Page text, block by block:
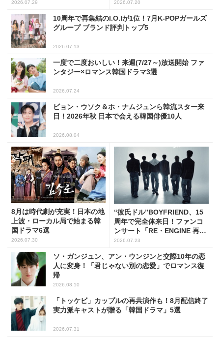
2026.07.29
ンキング
2026.07.20
10周年で再集結のI.O.Iが1位！7月K-POPガールズ
グループ ブランド評判トップ5
2026.07.13
一度で二度おいしい！来週(7/27～)放送開始 ファ
ンタジー×ロマンス韓国ドラマ3選
2026.07.24
ビョン・ウソク＆ホ・ナムジュンら韓流スター来
日！2026年秋 日本で会える韓国俳優10人
2026.08.04
8月は時代劇が充実！日本の地
上波・ローカル局で始まる韓
国ドラマ6選
2026.07.30
“彼氏ドル”BOYFRIEND、15
周年で完全体来日！ファンコ
ンサート「RE・ENGINE 再
動」開催決定
2026.07.23
ソ・ガンジュン、アン・ウンジンと交際10年の恋
人に変身！「君じゃない別の恋愛」でロマンス復
帰
2026.08.10
「トッケビ」カップルの再共演作も！8月配信終了
実力派キャストが贈る「韓国ドラマ」5選
2026.07.31